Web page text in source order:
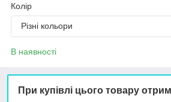
Колір
Різні кольори
В наявності
При купівлі цього товару